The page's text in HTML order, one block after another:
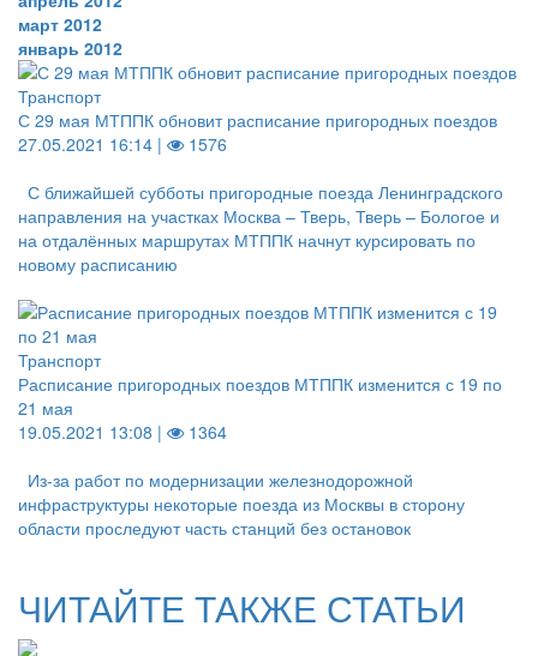
март 2012
январь 2012
Транспорт
С 29 мая МТППК обновит расписание пригородных поездов
27.05.2021 16:14 |
1576
С ближайшей субботы пригородные поезда Ленинградского
направления на участках Москва – Тверь, Тверь – Бологое и
на отдалённых маршрутах МТППК начнут курсировать по
новому расписанию
Транспорт
Расписание пригородных поездов МТППК изменится с 19 по
21 мая
19.05.2021 13:08 |
1364
Из-за работ по модернизации железнодорожной
инфраструктуры некоторые поезда из Москвы в сторону
области проследуют часть станций без остановок
ЧИТАЙТЕ ТАКЖЕ СТАТЬИ